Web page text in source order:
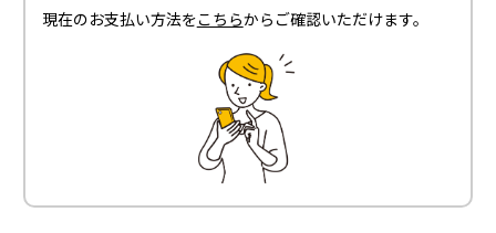
現在のお支払い方法をこちらからご確認いただけます。